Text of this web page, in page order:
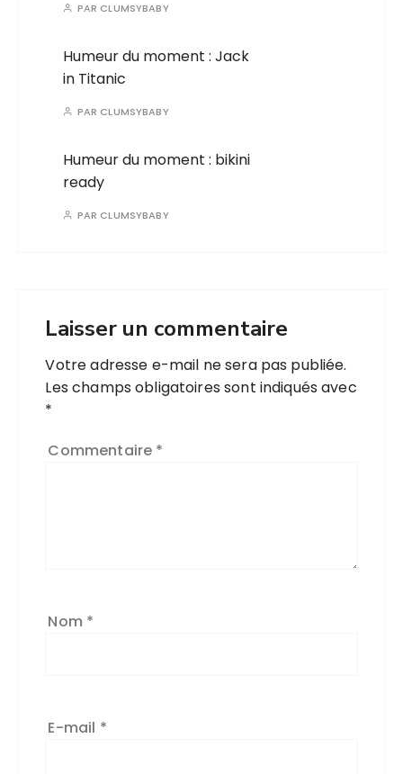
PAR CLUMSYBABY
Humeur du moment : Jack
in Titanic
PAR CLUMSYBABY
Humeur du moment : bikini
ready
PAR CLUMSYBABY
Laisser un commentaire
Votre adresse e-mail ne sera pas publiée.
Les champs obligatoires sont indiqués avec
*
Commentaire *
Nom *
E-mail *